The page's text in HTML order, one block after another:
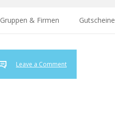
Gruppen & Firmen Gutscheine
Leave a Comment